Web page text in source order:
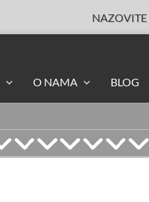
NAZOVITE
O NAMA BLOG